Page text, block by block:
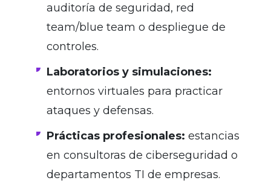
auditoría de seguridad, red
team/blue team o despliegue de
controles.
Laboratorios y simulaciones:
entornos virtuales para practicar
ataques y defensas.
Prácticas profesionales: estancias
en consultoras de ciberseguridad o
departamentos TI de empresas.